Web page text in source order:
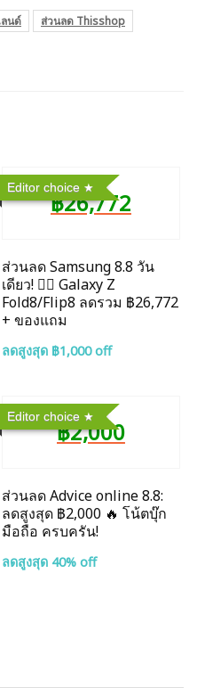
นด์
ส่วนลด Thisshop
Editor choice
฿26,772
ส่วนลด Samsung 8.8 วัน
เดียว! ❤️‍🔥 Galaxy Z
Fold8/Flip8 ลดรวม ฿26,772
+ ของแถม
ลดสูงสุด ฿1,000 off
Editor choice
฿2,000
ส่วนลด Advice online 8.8:
ลดสูงสุด ฿2,000 🔥 โน้ตบุ๊ก
มือถือ ครบครัน!
ลดสูงสุด 40% off